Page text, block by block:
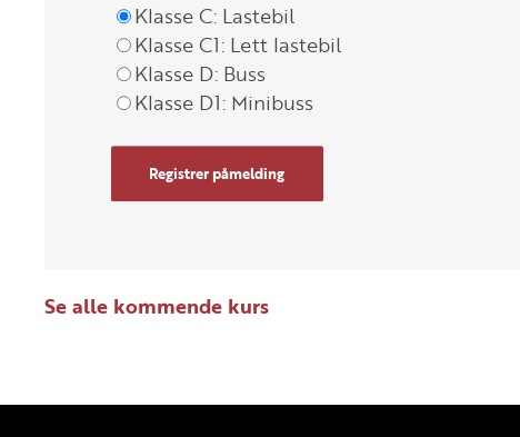
Klasse C: Lastebil
Klasse C1: Lett lastebil
Klasse D: Buss
Klasse D1: Minibuss
Registrer påmelding
Se alle kommende kurs